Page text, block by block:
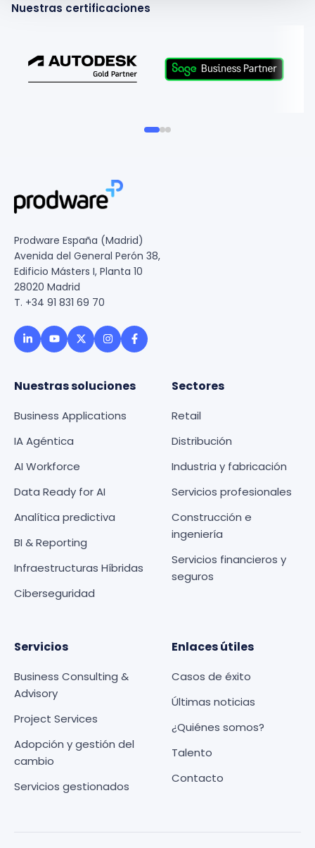
Nuestras certificaciones
Prodware España (Madrid)
Avenida del General Perón 38,
Edificio Másters I, Planta 10
28020 Madrid
T. +34 91 831 69 70
Nuestras soluciones
Business Applications
IA Agéntica
AI Workforce
Data Ready for AI
Analítica predictiva
BI & Reporting
Infraestructuras Híbridas
Ciberseguridad
Sectores
Retail
Distribución
Industria y fabricación
Servicios profesionales
Construcción e
ingeniería
Servicios financieros y
seguros
Servicios
Business Consulting &
Advisory
Project Services
Adopción y gestión del
cambio
Servicios gestionados
Enlaces útiles
Casos de éxito
Últimas noticias
¿Quiénes somos?
Talento
Contacto